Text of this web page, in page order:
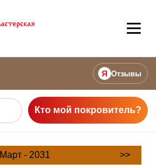
Я Отзывы
Кто мой покровитель?
Март - 2031
>>